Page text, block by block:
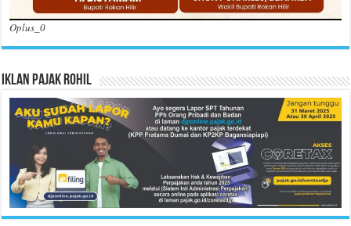
Oplus_0
Iklan Pajak Rohil